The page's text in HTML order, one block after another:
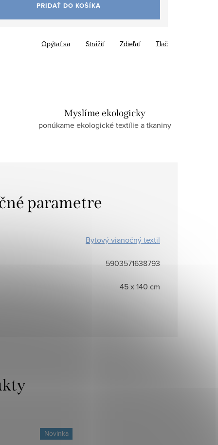
PRIDAŤ DO KOŠÍKA
Tlač
Opýtať sa Strážiť Zdieľať
Myslíme ekologicky
ponúkame ekologické textílie a tkaniny
parametre
Bytový vianočný textil
5903571638793
45 x 140 cm
Novinka